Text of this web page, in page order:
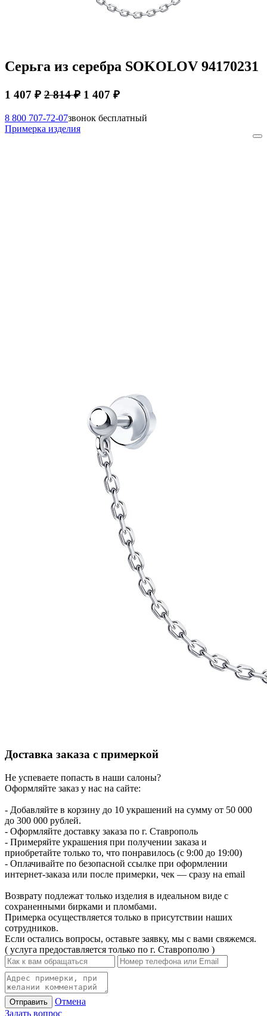
Серьга из серебра SOKOLOV 94170231
1 407 ₽ 2 814 ₽ 1 407 ₽
8 800 707-72-07звонок бесплатный
Примерка изделия
Доставка заказа с примеркой
Не успеваете попасть в наши салоны?
Оформляйте заказ у нас на сайте:
- Добавляйте в корзину до 10 украшений на сумму от 50 000
до 300 000 рублей.
- Оформляйте доставку заказа по г. Ставрополь
- Примеряйте украшения при получении заказа и
приобретайте только то, что понравилось (с 9:00 до 19:00)
- Оплачивайте по безопасной ссылке при оформлении
интернет-заказа или после примерки, чек — сразу на email
Возврату подлежат только изделия в идеальном виде с
сохраненными бирками и пломбами.
Примерка осуществляется только в присутствии наших
сотрудников.
Если остались вопросы, оставьте заявку, мы с вами свяжемся.
( услуга предоставляется только по г. Ставрополю )
Отправить
Отмена
Задать вопрос